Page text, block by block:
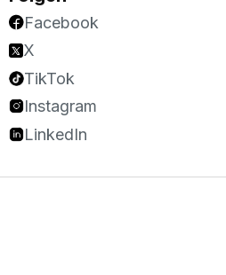
Facebook
X
TikTok
Instagram
LinkedIn